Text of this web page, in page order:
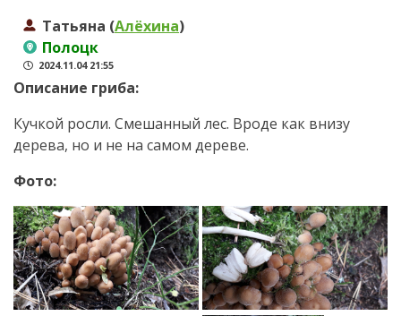
Татьяна (Алёхина)
Полоцк
2024.11.04 21:55
Описание гриба:
Кучкой росли. Смешанный лес. Вроде как внизу
дерева, но и не на самом дереве.
Фото: